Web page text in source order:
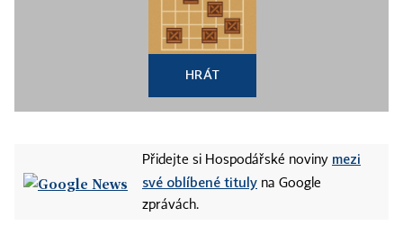
HRÁT
Přidejte si Hospodářské noviny mezi
své oblíbené tituly na Google
zprávách.